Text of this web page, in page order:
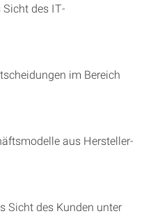
des IT-
im Bereich
aus Hersteller-
Sicht des Kunden unter